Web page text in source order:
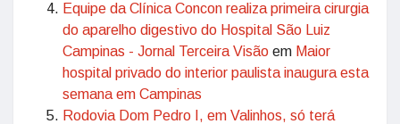
Equipe da Clínica Concon realiza primeira cirurgia
do aparelho digestivo do Hospital São Luiz
Campinas - Jornal Terceira Visão em Maior
hospital privado do interior paulista inaugura esta
semana em Campinas
Rodovia Dom Pedro I, em Valinhos, só terá